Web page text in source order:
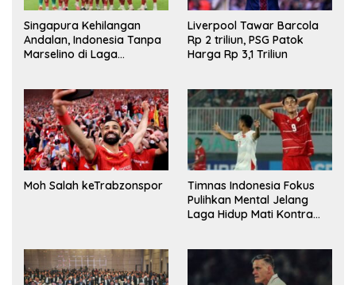
Singapura Kehilangan
Andalan, Indonesia Tanpa
Marselino di Laga
Liverpool Tawar Barcola
Rp 2 triliun, PSG Patok
Harga Rp 3,1 Triliun
Moh Salah keTrabzonspor
Timnas Indonesia Fokus
Pulihkan Mental Jelang
Laga Hidup Mati Kontra